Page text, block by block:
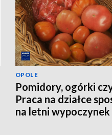
OPOLE
Pomidory, ogórki
Praca na działce
na letni wypoczynek